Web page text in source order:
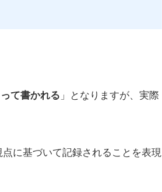
て書かれる 」となりますが、実際
に基づいて記録されることを表現